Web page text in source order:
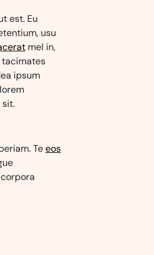
est. Eu
usu
mel in,
tacimates
ipsum
Teeos